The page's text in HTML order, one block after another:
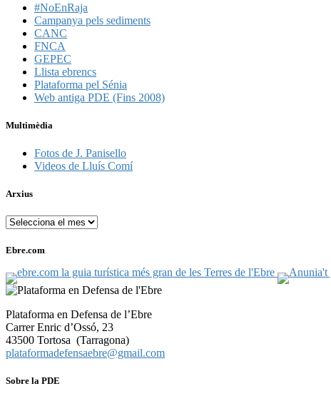
#NoEnRaja
Campanya pels sediments
CANC
FNCA
GEPEC
Llista ebrencs
Plataforma pel Sénia
Web antiga PDE (Fins 2008)
Multimèdia
Fotos de J. Panisello
Videos de Lluís Comí
Arxius
Arxius
Ebre.com
Plataforma en Defensa de l’Ebre
Carrer Enric d’Ossó, 23
43500 Tortosa (Tarragona)
plataformadefensaebre@gmail.com
Sobre la PDE